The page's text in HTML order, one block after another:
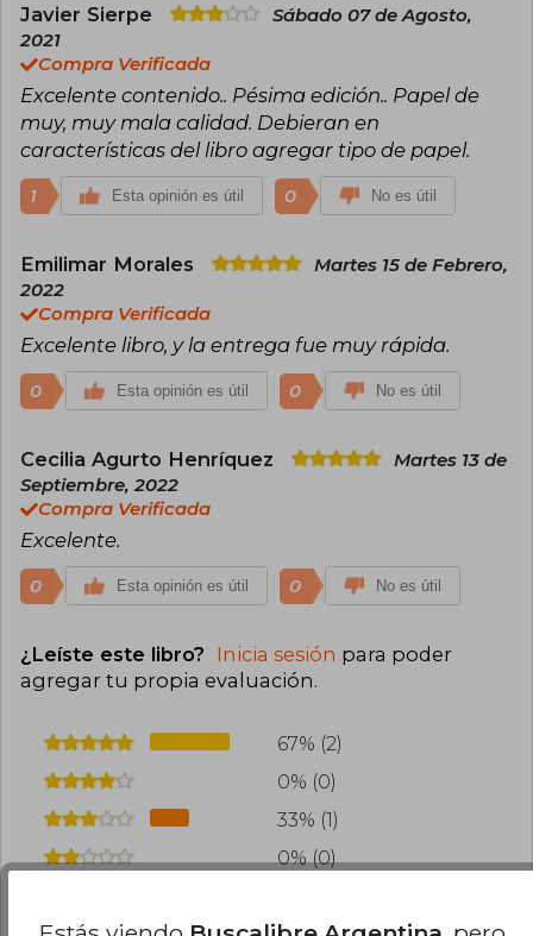
Javier Sierpe
Sábado 07 de Agosto,
2021
Compra Verificada
Excelente contenido.. Pésima edición.. Papel de
muy, muy mala calidad. Debieran en
características del libro agregar tipo de papel.
1 Esta opinión es útil 0 No es útil
Emilimar Morales
Martes 15 de Febrero,
2022
Compra Verificada
Excelente libro, y la entrega fue muy rápida.
0 Esta opinión es útil 0 No es útil
Cecilia Agurto Henríquez
Martes 13 de
Septiembre, 2022
Compra Verificada
Excelente.
0 Esta opinión es útil 0 No es útil
¿Leíste este libro? Inicia sesión para poder
agregar tu propia evaluación.
67% (2)
0% (0)
33% (1)
0% (0)